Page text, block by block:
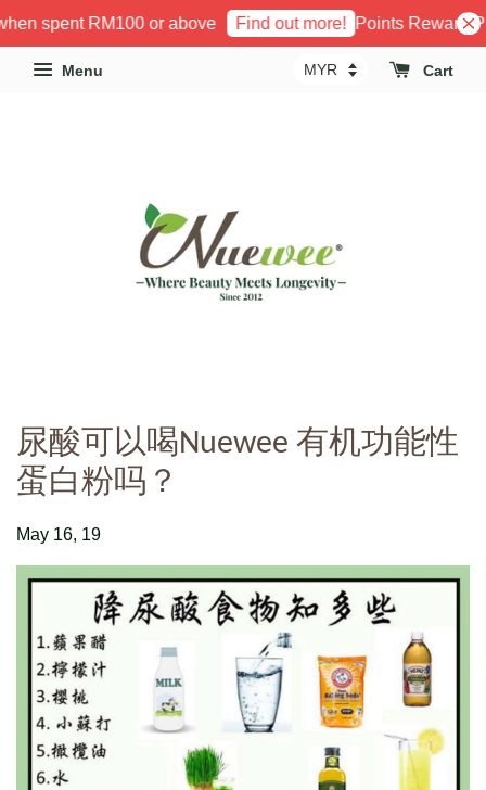
spent RM100 or above Find out more! Points Reward
Menu Cart
尿酸可以喝Nuewee 有机功能性
蛋白粉吗？
May 16, 19